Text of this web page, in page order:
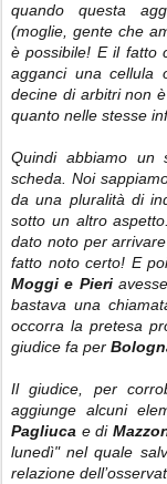
quando questa
(moglie, gente che
è possibile! E il fatto
agganci una cellula
decine di arbitri non
quanto nelle stesse
Quindi abbiamo un
scheda. Noi
da una pluralità di
sotto un altro
dato noto per
fatto noto certo! E
Moggi e Pieri
bastava una
occorra la pretesa
giudice fa per
Il giudice, per
aggiunge alcuni
Pagliuca e di
lunedì" nel quale
relazione